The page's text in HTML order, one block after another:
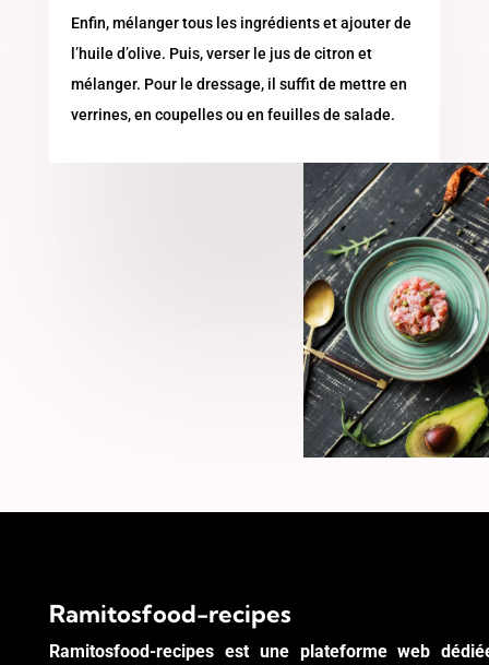
Enfin, mélanger tous les ingrédients et ajouter de
l’huile d’olive. Puis, verser le jus de citron et
mélanger. Pour le dressage, il suffit de mettre en
verrines, en coupelles ou en feuilles de salade.
Ramitosfood-recipes
Ramitosfood-recipes est une plateforme web